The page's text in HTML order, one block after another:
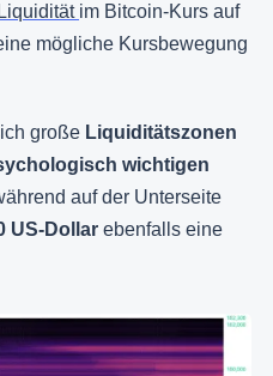
Liquidität im Bitcoin-Kurs auf
mögliche Kursbewegung
große Liquiditätszonen
wichtigen
auf der Unterseite
US-Dollar ebenfalls eine